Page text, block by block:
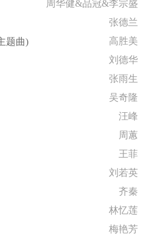
周华健&品冠&李宗盛
张德兰
题曲)
高胜美
刘德华
张雨生
吴奇隆
汪峰
周蕙
王菲
刘若英
齐秦
林忆莲
梅艳芳